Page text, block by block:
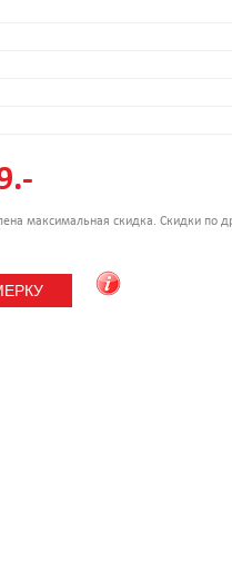
максимальная скидка. Скидки по